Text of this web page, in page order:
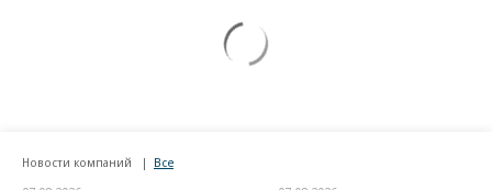
Новости компаний Все